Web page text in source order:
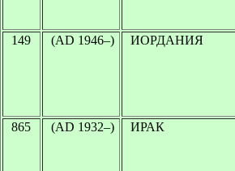
149 (AD 1946–) ИОРДАНИЯ
865 (AD 1932–) ИРАК